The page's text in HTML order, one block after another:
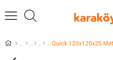
Quick 120x120x25